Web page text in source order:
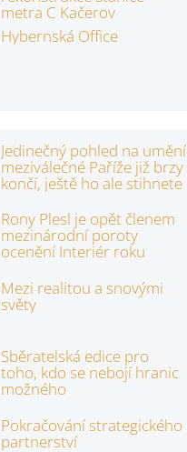
metra C Kačerov
Hybernská Office
Jedinečný pohled na umění
meziválečné Paříže již brzy
končí, ještě ho ale stihnete
Rony Plesl je opět členem
mezinárodní poroty
ocenění Interiér roku
Mezi realitou a snovými
světy
Sběratelská edice pro
toho, kdo se nebojí hranic
možného
Pokračování strategického
partnerství